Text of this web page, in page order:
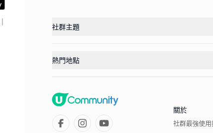
社群主題
熱門地點
關於
社群最強使用